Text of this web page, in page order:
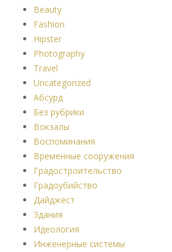
Beauty
Fashion
Hipster
Photography
Travel
Uncategorized
Абсурд
Без рубрики
Вокзалы
Воспоминания
Временные сооружения
Градостроительство
Градоубийство
Дайджест
Здания
Идеология
Инженерные системы